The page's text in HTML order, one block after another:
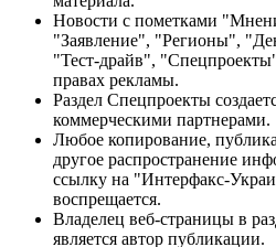
Новости с пометками
"Заявление", "Регионы",
"Тест-драйв",
правах рекламы.
Раздел Спецпроекты
коммерческими партнерами.
Любое копирование,
другое распространение
ссылку на "Интерфакс-
воспрещается.
Владелец веб-страницы в
является автор публикации.